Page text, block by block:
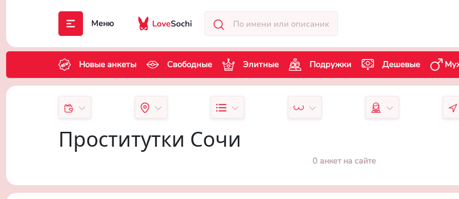
Меню
Новые анкеты Свободные Элитные Подружки Дешевые
Проститутки Сочи
0 анкет на сайте